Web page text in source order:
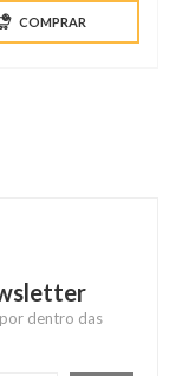
COMPRAR
dentro das